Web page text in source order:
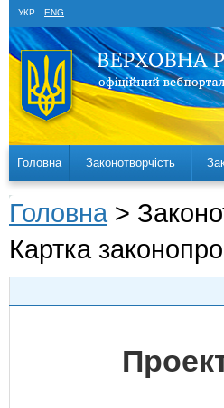
УКР ENG
Головна Законотворчість
Головна >
Картка